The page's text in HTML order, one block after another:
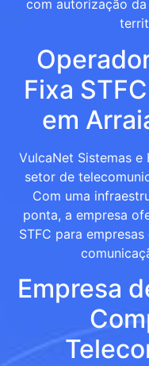
com autorização
Fixa
em
VulcaNet Sistemas e
setor de
Com uma
ponta, a empresa
STFC para
Empresa